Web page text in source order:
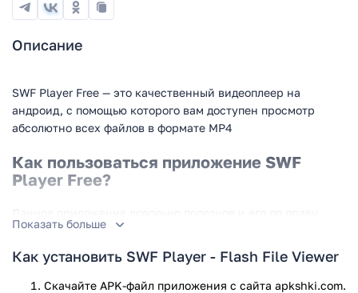
Описание
SWF Player Free — это качественный видеоплеер на
андроид, с помощью которого вам доступен просмотр
абсолютно всех файлов в формате MP4
Как пользоваться приложение SWF
Player Free?
можно назвать одним из лучших видеоплееров на
Каждый сможет им воспользоваться, нужно всего лишь
установить и сделать запуск SWF Player Free. После
Показать больше
Как установить SWF Player - Flash File Viewer
Скачайте APK-файл приложения с сайта apkshki.com.